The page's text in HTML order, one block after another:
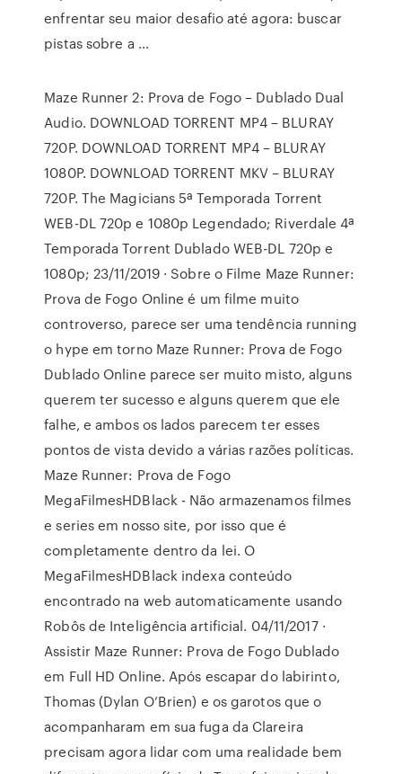
enfrentar seu maior desafio até agora: buscar
pistas sobre a …
Maze Runner 2: Prova de Fogo – Dublado Dual
Audio. DOWNLOAD TORRENT MP4 – BLURAY
720P. DOWNLOAD TORRENT MP4 – BLURAY
1080P. DOWNLOAD TORRENT MKV – BLURAY
720P. The Magicians 5ª Temporada Torrent
WEB-DL 720p e 1080p Legendado; Riverdale 4ª
Temporada Torrent Dublado WEB-DL 720p e
1080p; 23/11/2019 · Sobre o Filme Maze Runner:
Prova de Fogo Online é um filme muito
controverso, parece ser uma tendência running
o hype em torno Maze Runner: Prova de Fogo
Dublado Online parece ser muito misto, alguns
querem ter sucesso e alguns querem que ele
falhe, e ambos os lados parecem ter esses
pontos de vista devido a várias razões políticas.
Maze Runner: Prova de Fogo
MegaFilmesHDBlack - Não armazenamos filmes
e series em nosso site, por isso que é
completamente dentro da lei. O
MegaFilmesHDBlack indexa conteúdo
encontrado na web automaticamente usando
Robôs de Inteligência artificial. 04/11/2017 ·
Assistir Maze Runner: Prova de Fogo Dublado
em Full HD Online. Após escapar do labirinto,
Thomas (Dylan O’Brien) e os garotos que o
acompanharam em sua fuga da Clareira
precisam agora lidar com uma realidade bem